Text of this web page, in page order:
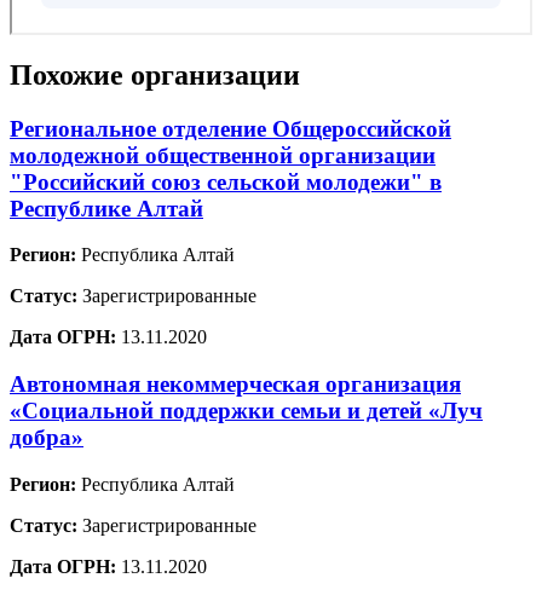
Похожие организации
Региональное отделение Общероссийской
молодежной общественной организации
"Российский союз сельской молодежи" в
Республике Алтай
Регион: Республика Алтай
Статус: Зарегистрированные
Дата ОГРН: 13.11.2020
Автономная некоммерческая организация
«Социальной поддержки семьи и детей «Луч
добра»
Регион: Республика Алтай
Статус: Зарегистрированные
Дата ОГРН: 13.11.2020